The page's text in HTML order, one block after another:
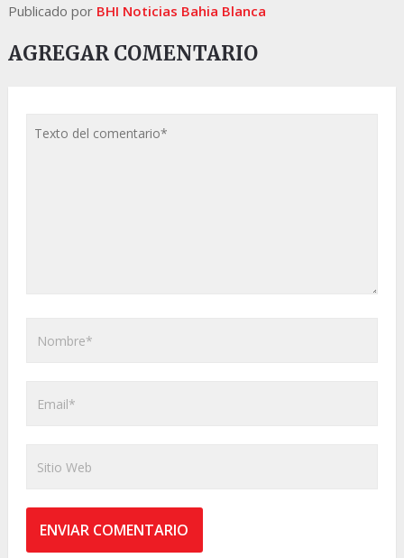
Publicado por BHI Noticias Bahia Blanca
AGREGAR COMENTARIO